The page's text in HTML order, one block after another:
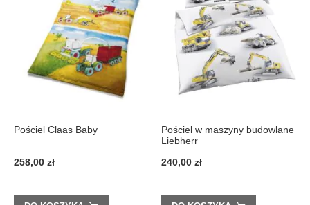
Pościel Claas Baby
258,00 zł
Pościel w maszyny budowlane
Liebherr
240,00 zł